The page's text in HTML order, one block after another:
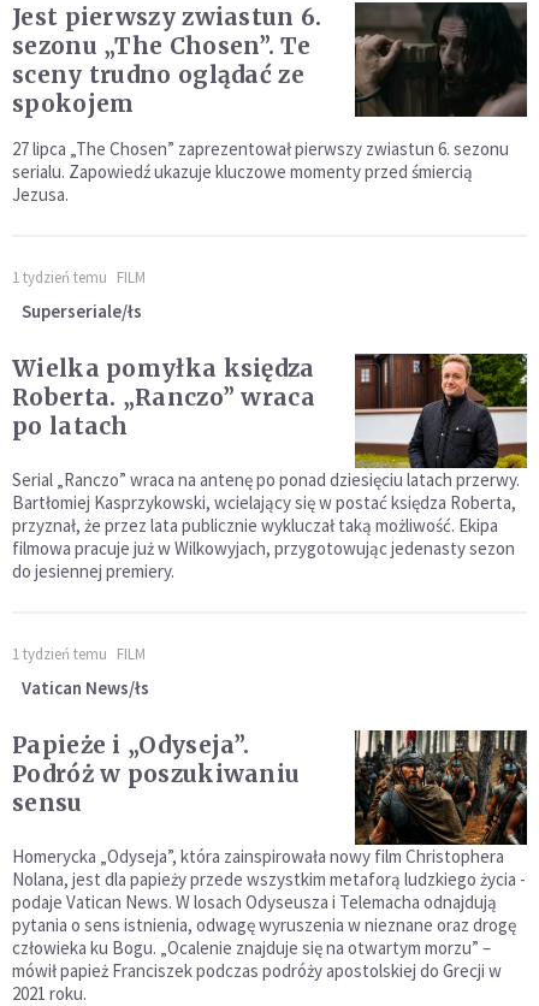
Jest pierwszy zwiastun 6.
sezonu „The Chosen”. Te
sceny trudno oglądać ze
spokojem
27 lipca „The Chosen” zaprezentował pierwszy zwiastun 6. sezonu
serialu. Zapowiedź ukazuje kluczowe momenty przed śmiercią
Jezusa.
1 tydzień temu FILM
Superseriale/łs
Wielka pomyłka księdza
Roberta. „Ranczo” wraca
po latach
Serial „Ranczo” wraca na antenę po ponad dziesięciu latach przerwy.
Bartłomiej Kasprzykowski, wcielający się w postać księdza Roberta,
przyznał, że przez lata publicznie wykluczał taką możliwość. Ekipa
filmowa pracuje już w Wilkowyjach, przygotowując jedenasty sezon
do jesiennej premiery.
1 tydzień temu FILM
Vatican News/łs
Papieże i „Odyseja”.
Podróż w poszukiwaniu
sensu
Homerycka „Odyseja”, która zainspirowała nowy film Christophera
Nolana, jest dla papieży przede wszystkim metaforą ludzkiego życia -
podaje Vatican News. W losach Odyseusza i Telemacha odnajdują
pytania o sens istnienia, odwagę wyruszenia w nieznane oraz drogę
człowieka ku Bogu. „Ocalenie znajduje się na otwartym morzu” –
mówił papież Franciszek podczas podróży apostolskiej do Grecji w
2021 roku.